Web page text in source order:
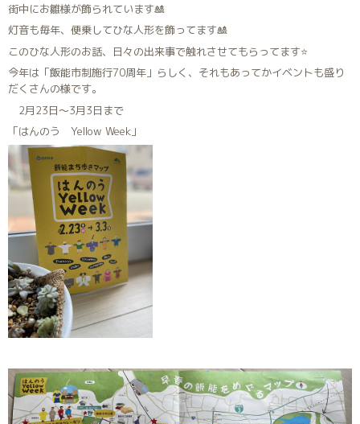
街中にお雛様が飾られています🎎
灯音も毎年、便乗してひな人形を飾ってます🎎
このひな人形のお話、日々の出来事で触れさせてもらってます⭐️
今年は「飯能市制施行70周年」らしく、それもあってかイベントも盛り
だくさんの様です。
2月23日〜3月3日まで
「はんのう Yellow Week」